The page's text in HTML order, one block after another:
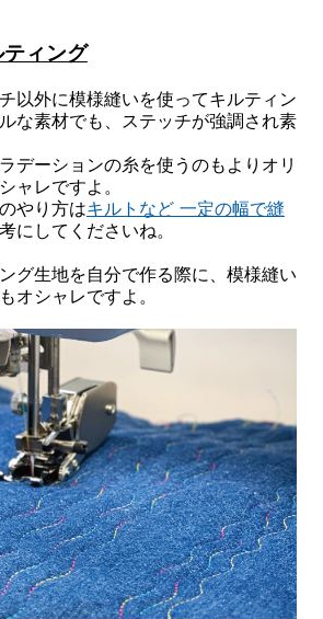
ィング
以外に模様縫いを使ってキルティン
な素材でも、ステッチが強調され素
デーションの糸を使うのもよりオリ
ャレですよ。
やり方はキルトなど 一定の幅で縫
にしてくださいね。
グ生地を自分で作る際に、模様縫い
オシャレですよ。